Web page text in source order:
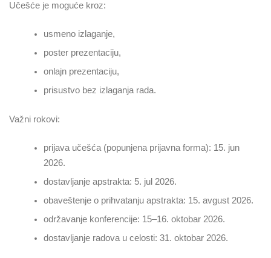
Učešće je moguće kroz:
usmeno izlaganje,
poster prezentaciju,
onlajn prezentaciju,
prisustvo bez izlaganja rada.
Važni rokovi:
prijava učešća (popunjena prijavna forma): 15. jun
2026.
dostavljanje apstrakta: 5. jul 2026.
obaveštenje o prihvatanju apstrakta: 15. avgust 2026.
održavanje konferencije: 15–16. oktobar 2026.
dostavljanje radova u celosti: 31. oktobar 2026.